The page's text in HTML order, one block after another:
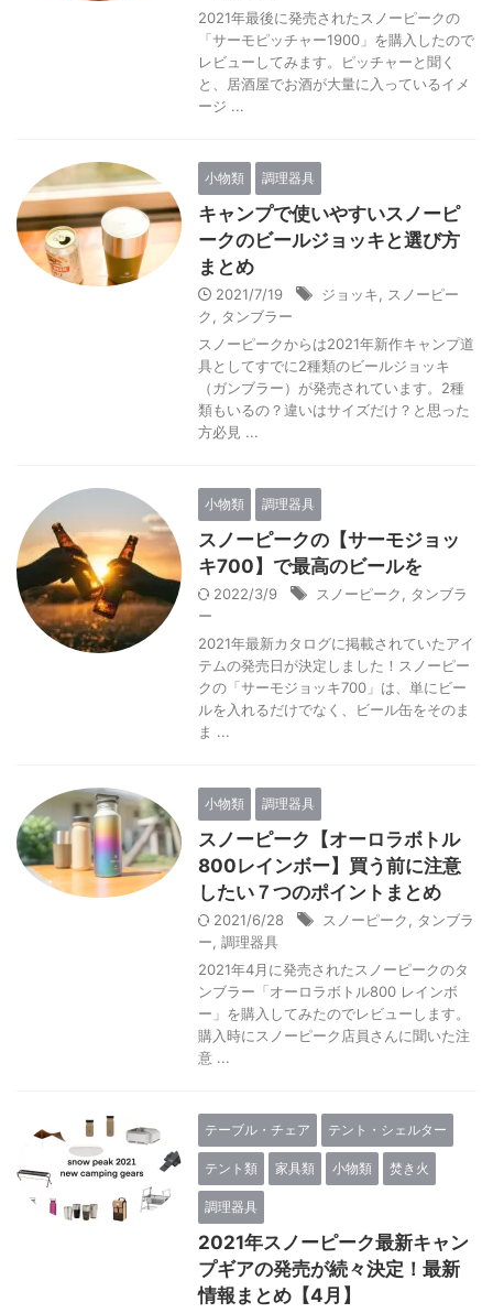
2021年最後に発売されたスノーピークの
「サーモピッチャー1900」を購入したので
レビューしてみます。ピッチャーと聞く
と、居酒屋でお酒が大量に入っているイメ
ージ ...
小物類 調理器具
キャンプで使いやすいスノーピ
ークのビールジョッキと選び方
まとめ
2021/7/19 ジョッキ
スノーピー
ク
タンブラー
スノーピークからは2021年新作キャンプ道
具としてすでに2種類のビールジョッキ
（ガンブラー）が発売されています。2種
類もいるの？違いはサイズだけ？と思った
方必見 ...
小物類 調理器具
スノーピークの【サーモジョッ
キ700】で最高のビールを
2022/3/9 スノーピーク
タンブラ
ー
2021年最新カタログに掲載されていたアイ
テムの発売日が決定しました！スノーピー
クの「サーモジョッキ700」は、単にビー
ルを入れるだけでなく、ビール缶をそのま
ま ...
小物類 調理器具
スノーピーク【オーロラボトル
800レインボー】買う前に注意
したい７つのポイントまとめ
2021/6/28 スノーピーク
タンブラ
ー 調理器具
2021年4月に発売されたスノーピークのタ
ンブラー「オーロラボトル800 レインボ
ー」を購入してみたのでレビューします。
購入時にスノーピーク店員さんに聞いた注
意 ...
テーブル・チェア テント・シェルター
テント類 家具類 小物類 焚き火
調理器具
2021年スノーピーク最新キャン
プギアの発売が続々決定！最新
情報まとめ【4月】